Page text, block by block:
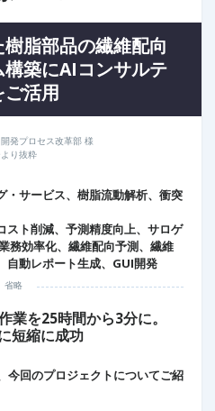
脂部品の繊維配向
築にAIコンサルテ
ご活用
発プロセス改革部 様
り抜粋
・サービス、樹脂流動解析、衝突
スト削減、予測精度向上、サロゲ
務効率化、繊維配向予測、繊維
自動レポート生成、GUI開発
省略
業を25時間から3分に。
短縮に成功
今回のプロジェクトについてご紹